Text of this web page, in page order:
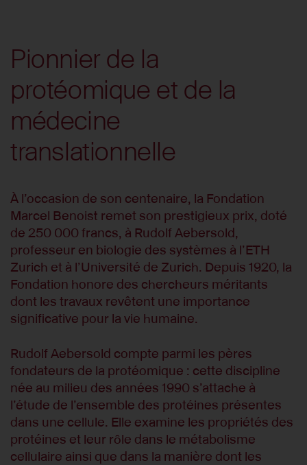
Pionnier de la
protéomique et de la
médecine
translationnelle
À l’occasion de son centenaire, la Fondation
Marcel Benoist remet son prestigieux prix, doté
de 250 000 francs, à Rudolf Aebersold,
professeur en biologie des systèmes à l’ETH
Zurich et à l’Université de Zurich. Depuis 1920, la
Fondation honore des chercheurs méritants
dont les travaux revêtent une importance
significative pour la vie humaine.
Rudolf Aebersold compte parmi les pères
fondateurs de la protéomique : cette discipline
née au milieu des années 1990 s’attache à
l’étude de l’ensemble des protéines présentes
dans une cellule. Elle examine les propriétés des
protéines et leur rôle dans le métabolisme
cellulaire ainsi que dans la manière dont les